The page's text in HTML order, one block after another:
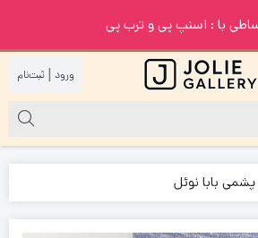
با : اسنپ پی و ترب پی
|
بابا نوئل